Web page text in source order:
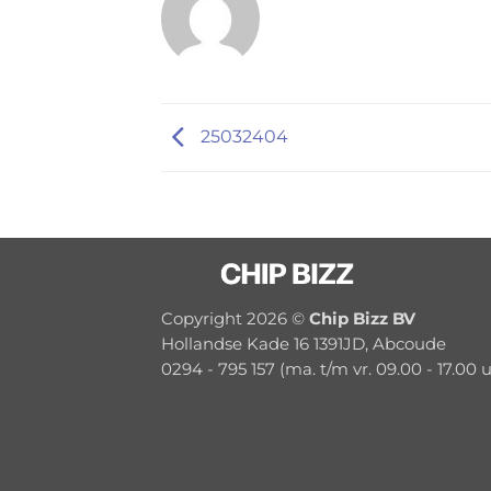
25032404
Copyright 2026 © Chip Bizz BV
Hollandse Kade 16 1391JD, Abcoude
0294 - 795 157 (ma. t/m vr. 09.00 - 17.00